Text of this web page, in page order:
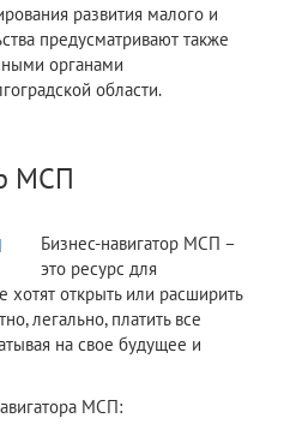
развития малого и
предусматривают также
органами
области.
МСП
Бизнес-навигатор МСП –
это ресурс для
открыть или расширить
легально, платить все
на свое будущее и
МСП: